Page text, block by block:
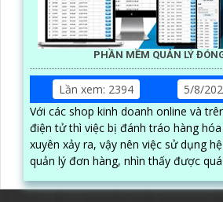
PHẦN MỀM QUẢN LÝ
Lần xem: 2394
5/8/
Với các shop kinh doanh online và
điện tử thì việc bị đánh tráo hàng
xuyên xảy ra, vậy nên việc sử dụng
quản lý đơn hàng, nhìn thấy được
hàng hóa, kèm theo đấy là quy trình
được ghi lại một cách dễ dàng